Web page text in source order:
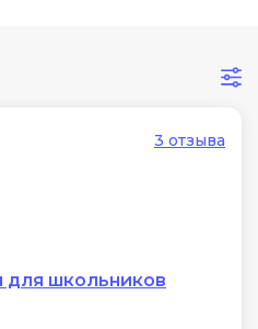
3 отзыва
для школьников